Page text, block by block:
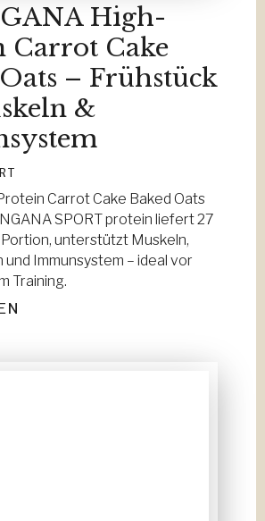
High-
Carrot Cake
– Frühstück
&
Carrot Cake Baked Oats
SPORT protein liefert 27
unterstützt Muskeln,
Immunsystem – ideal vor
Training.